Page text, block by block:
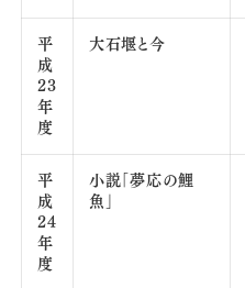
平
成
23
年
度
大石堰と今
平
成
24
年
度
小説「夢応の鯉
魚」